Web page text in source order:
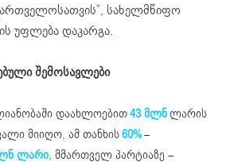
სახელმწიფო
უფლება დაკარგა.
შემოსავლები
დაახლოებით43 მლნლარის
მიიღო, ამ თანხის60%–
ლარი, მმართველ პარტიაზე –